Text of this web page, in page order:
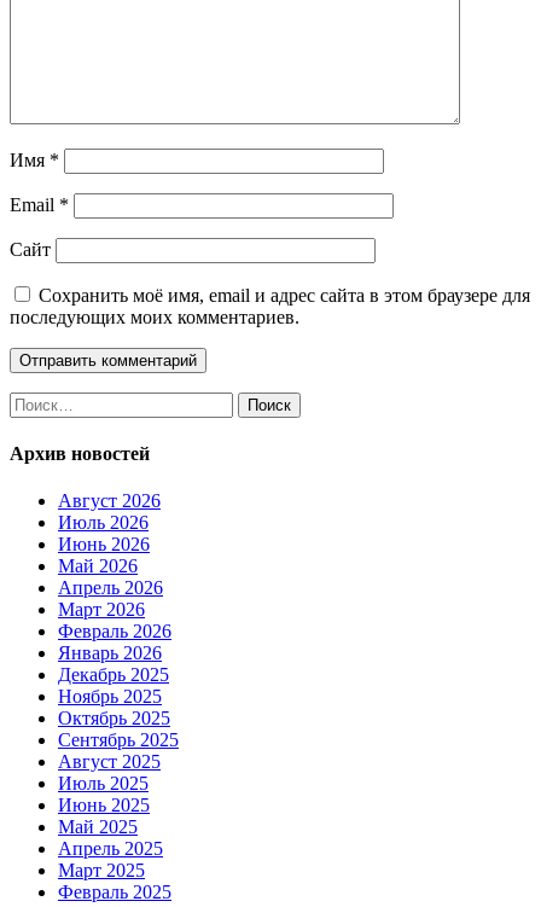
Имя *
Email *
Сайт
Сохранить моё имя, email и адрес сайта в этом браузере для
последующих моих комментариев.
Найти:
Архив новостей
Август 2026
Июль 2026
Июнь 2026
Май 2026
Апрель 2026
Март 2026
Февраль 2026
Январь 2026
Декабрь 2025
Ноябрь 2025
Октябрь 2025
Сентябрь 2025
Август 2025
Июль 2025
Июнь 2025
Май 2025
Апрель 2025
Март 2025
Февраль 2025